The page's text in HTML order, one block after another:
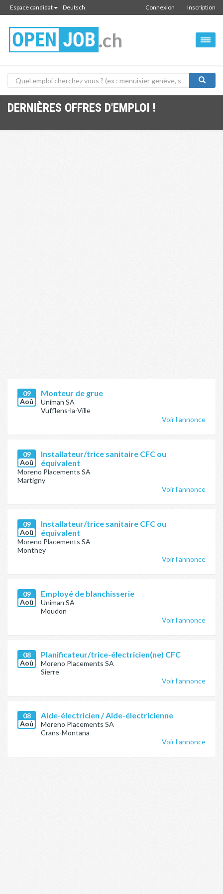
Espace candidat Deutsch Inscription
Connexion
.ch
DERNIÈRES OFFRES D'EMPLOI !
09
Aoû
Monteur de grue
Uniman SA
Vufflens-la-Ville
Voir l'annonce
09
Aoû
Installateur/trice sanitaire CFC ou
équivalent
Moreno Placements SA
Martigny
Voir l'annonce
09
Aoû
Installateur/trice sanitaire CFC ou
équivalent
Moreno Placements SA
Monthey
Voir l'annonce
09
Aoû
Employé de blanchisserie
Uniman SA
Moudon
Voir l'annonce
08
Aoû
Planificateur/trice-électricien(ne) CFC
Moreno Placements SA
Sierre
Voir l'annonce
08
Aoû
Aide-électricien / Aide-électricienne
Moreno Placements SA
Crans-Montana
Voir l'annonce